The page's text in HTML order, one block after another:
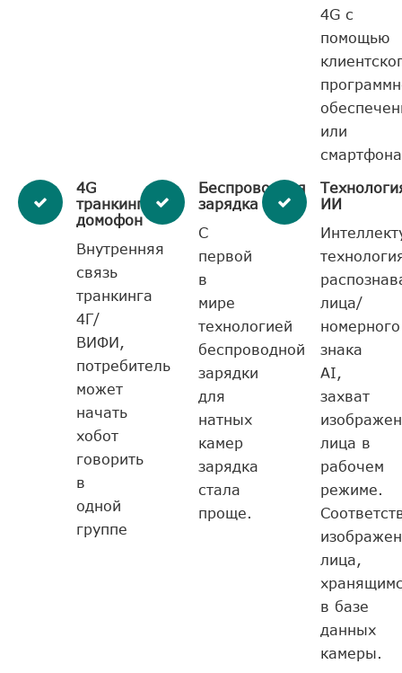
4G с
помощью
или
смартфона
4G
транкинговый
домофон
Внутренняя
связь
транкинга
4Г/
ВИФИ,
потребитель
может
начать
хобот
говорить
в
одной
группе
Беспроводная
зарядка
С
первой
в
мире
технологией
беспроводной
зарядки
для
натных
камер
зарядка
стала
проще.
ИИ
лица/
номерного
знака
AI,
захват
лица в
рабочем
режиме.
лица,
в базе
данных
камеры.